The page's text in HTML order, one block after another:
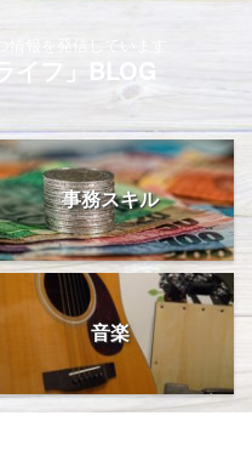
イフ」BLOG
事務スキル
音楽